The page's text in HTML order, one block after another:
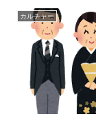
カルチャー